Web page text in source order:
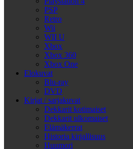
PSP
Retro
Wii
WII U
Xbox
Xbox 360
Xbox One
Elokuvat
Blu-ray
DVD
Kirjat / sarjakuvat
Dekkarit kotimaiset
Dekkarit ulkomaiset
Elämäkerrat
Historia kirjallisuus
Huumori